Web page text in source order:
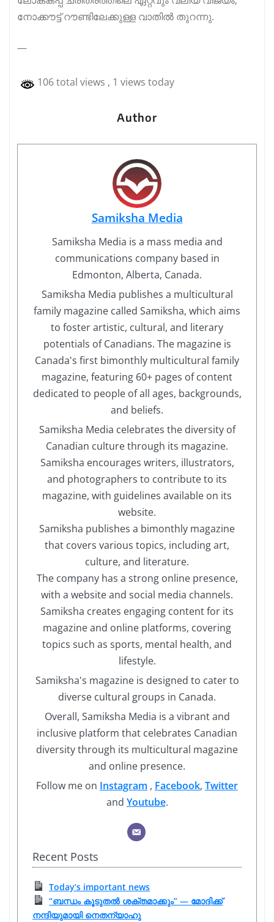
നോക്കൗട്ട് റൗണ്ടിലേക്കുള്ള വാതിൽ തുറന്നു.
—
106 total views , 1 views today
Author
Samiksha Media
Samiksha Media is a mass media and
communications company based in
Edmonton, Alberta, Canada.
Samiksha Media publishes a multicultural
family magazine called Samiksha, which aims
to foster artistic, cultural, and literary
potentials of Canadians. The magazine is
Canada's first bimonthly multicultural family
magazine, featuring 60+ pages of content
dedicated to people of all ages, backgrounds,
and beliefs.
Samiksha Media celebrates the diversity of
Canadian culture through its magazine.
Samiksha encourages writers, illustrators,
and photographers to contribute to its
magazine, with guidelines available on its
website.
Samiksha publishes a bimonthly magazine
that covers various topics, including art,
culture, and literature.
The company has a strong online presence,
with a website and social media channels.
Samiksha creates engaging content for its
magazine and online platforms, covering
topics such as sports, mental health, and
lifestyle.
Samiksha's magazine is designed to cater to
diverse cultural groups in Canada.
Overall, Samiksha Media is a vibrant and
inclusive platform that celebrates Canadian
diversity through its multicultural magazine
and online presence.
Follow me on Instagram , Facebook, Twitter
and Youtube.
Recent Posts
Today’s important news
“ബന്ധം കൂടുതൽ ശക്തമാക്കും” — മോദിക്ക്
നന്ദിയുമായി നെതന്യാഹു